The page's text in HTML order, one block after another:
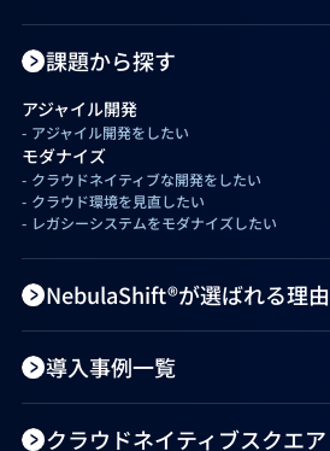
課題から探す
アジャイル開発
アジャイル開発をしたい
モダナイズ
クラウドネイティブな開発をしたい
クラウド環境を見直したい
レガシーシステムをモダナイズしたい
NebulaShift®が選ばれる理由
導入事例一覧
クラウドネイティブスクエア